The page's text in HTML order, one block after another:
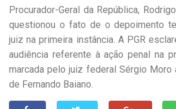
Procurador-Geral da República,
questionou o fato de o depoimento
juiz na primeira instância. A PGR
audiência referente à ação penal na
marcada pelo juiz federal Sérgio
de Fernando Baiano.